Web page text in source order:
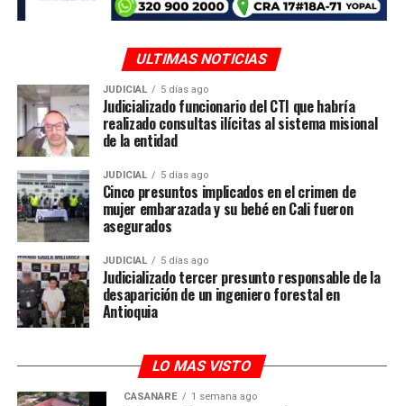
corazón del campo colombiano. La asistencia
humanitaria de emergencia ahora se refuerza con la
entrega de papa.
Esta estrategia demuestra que es posible unir la
generando bienestar tanto para el campesino como
para las familias damnificadas del país”, señaló Carlos
Carrillo, director de la UNGRD.
Las entregas avanzan en los departamentos de Nariño,
Tolima, Caquetá, Norte de Santander, Arauca, Córdoba,
Sucre, Meta, Casanare, Cundinamarca, Valle del Cauca y
Huila, donde los equipos técnicos y operativos de la
UNGRD coordinan la distribución en conjunto con las
autoridades locales, encargadas de realizar la entrega
directa a las familias beneficiarias.
ULTIMAS NOTICIAS
JUDICIAL 5 días ago
Judicializado funcionario del CTI que habría
realizado consultas ilícitas al sistema misional
de la entidad
JUDICIAL 5 días ago
Cinco presuntos implicados en el crimen de
mujer embarazada y su bebé en Cali fueron
asegurados
JUDICIAL 5 días ago
Judicializado tercer presunto responsable de la
desaparición de un ingeniero forestal en
Antioquia
LO MAS VISTO
CASANARE 1 semana ago